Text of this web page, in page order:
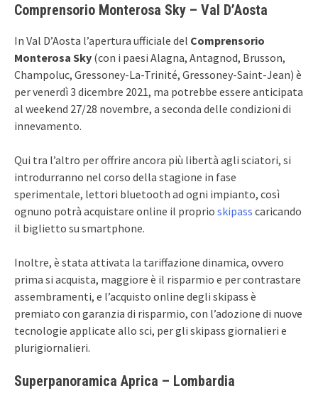
Comprensorio Monterosa Sky – Val D’Aosta
In Val D’Aosta l’apertura ufficiale del Comprensorio
Monterosa Sky (con i paesi Alagna, Antagnod, Brusson,
Champoluc, Gressoney-La-Trinité, Gressoney-Saint-Jean) è
per venerdì 3 dicembre 2021, ma potrebbe essere anticipata
al weekend 27/28 novembre, a seconda delle condizioni di
innevamento.
Qui tra l’altro per offrire ancora più libertà agli sciatori, si
introdurranno nel corso della stagione in fase
sperimentale, lettori bluetooth ad ogni impianto, così
ognuno potrà acquistare online il proprio skipass caricando
il biglietto su smartphone.
Inoltre, è stata attivata la tariffazione dinamica, ovvero
prima si acquista, maggiore è il risparmio e per contrastare
assembramenti, e l’acquisto online degli skipass è
premiato con garanzia di risparmio, con l’adozione di nuove
tecnologie applicate allo sci, per gli skipass giornalieri e
plurigiornalieri.
Superpanoramica Aprica – Lombardia